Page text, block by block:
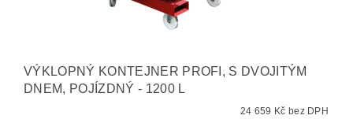
VÝKLOPNÝ KONTEJNER PROFI, S DVOJITÝM
DNEM, POJÍZDNÝ - 1200 L
24 659 Kč bez DPH